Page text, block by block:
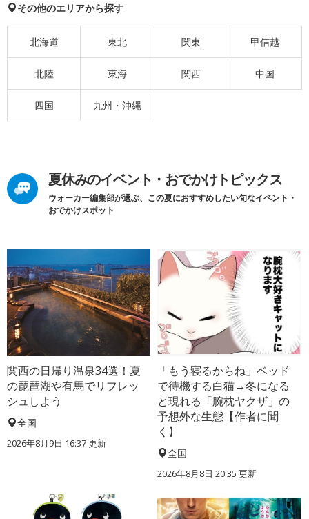
その他のエリアから探す
北海道 東北 関東 甲信越
北陸 東海 関西 中国
四国 九州・沖縄
夏休みのイベント・おでかけトピックス
ウォーカー編集部が選ぶ、この夏におすすめしたい旬なイベント・
おでかけスポット
関西の日帰り温泉34選！夏
の琵琶湖や有馬でリフレッ
シュしよう
全国
2026年8月9日 16:37更新
「もう寝るからね」ベッド
で待機する白猫→冬になる
と現れる「腕枕ヤクザ」の
予想外な生態【作者に聞
く】
全国
2026年8月8日 20:35 更新